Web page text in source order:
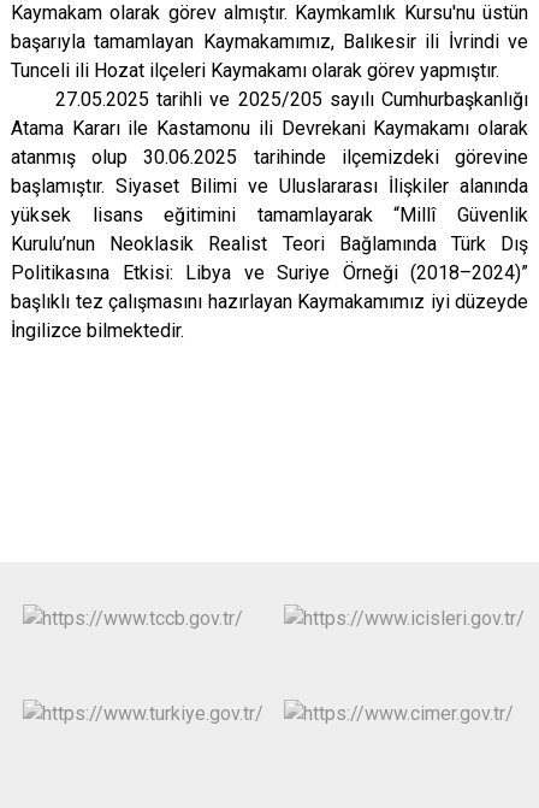
Kaymakamolarak görev almıştır. Kaymkamlık Kursu'nu üstün
başarıyla tamamlayan Kaymakamımız, Balıkesir ili İvrindi ve
Tunceli ili Hozat ilçeleri Kaymakamı olarak görev yapmıştır.
27.05.2025 tarihli ve 2025/205 sayılı Cumhurbaşkanlığı
Atama Kararı ile Kastamonu ili Devrekani Kaymakamı olarak
atanmış olup 30.06.2025 tarihinde ilçemizdeki görevine
başlamıştır. Siyaset Bilimi ve Uluslararası İlişkiler alanında
yüksek lisans eğitimini tamamlayarak “Millî Güvenlik
Kurulu’nun Neoklasik Realist Teori Bağlamında Türk Dış
Politikasına Etkisi: Libya ve Suriye Örneği (2018–2024)”
başlıklı tez çalışmasını hazırlayan Kaymakamımız iyi düzeyde
İngilizce bilmektedir.